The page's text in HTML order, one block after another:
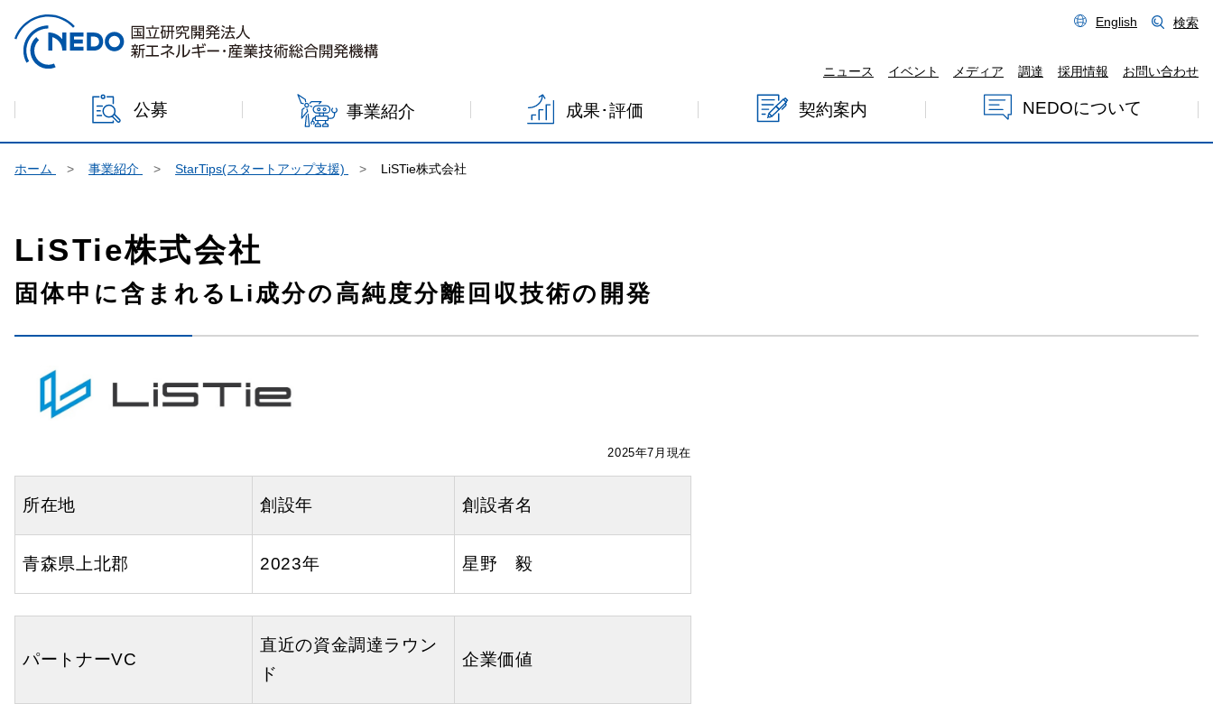
本文へジャンプ
English 検索
ニュース イベント メディア 調達 採用情報 お問い合わせ
公募 事業紹介 成果･評価 契約案内 NEDOについて
ホーム 事業紹介 StarTips(スタートアップ支援) LiSTie株式会社
LiSTie株式会社
固体中に含まれるLi成分の高純度分離回収技術の開発
2025年7月現在
所在地 創設年 創設者名
青森県上北郡 2023年 星野 毅
パートナーVC
直近の資金調達ラウン
ド
企業価値